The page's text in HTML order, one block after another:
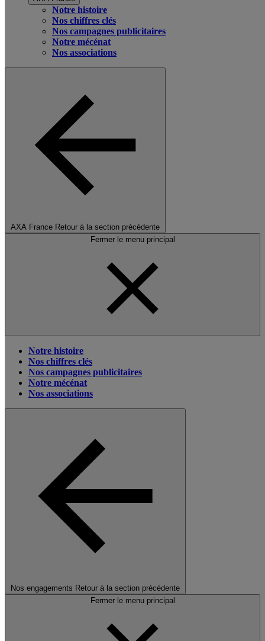
Notre histoire
Nos chiffres clés
Nos campagnes publicitaires
Notre mécénat
Nos associations
AXA France Retour à la section précédente
Fermer le menu principal
Notre histoire
Nos chiffres clés
Nos campagnes publicitaires
Notre mécénat
Nos associations
Nos engagements Retour à la section précédente
Fermer le menu principal